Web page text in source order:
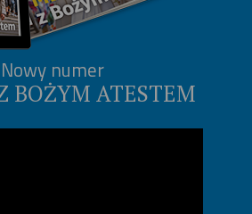
Nowy numer
BOŻYM ATESTEM